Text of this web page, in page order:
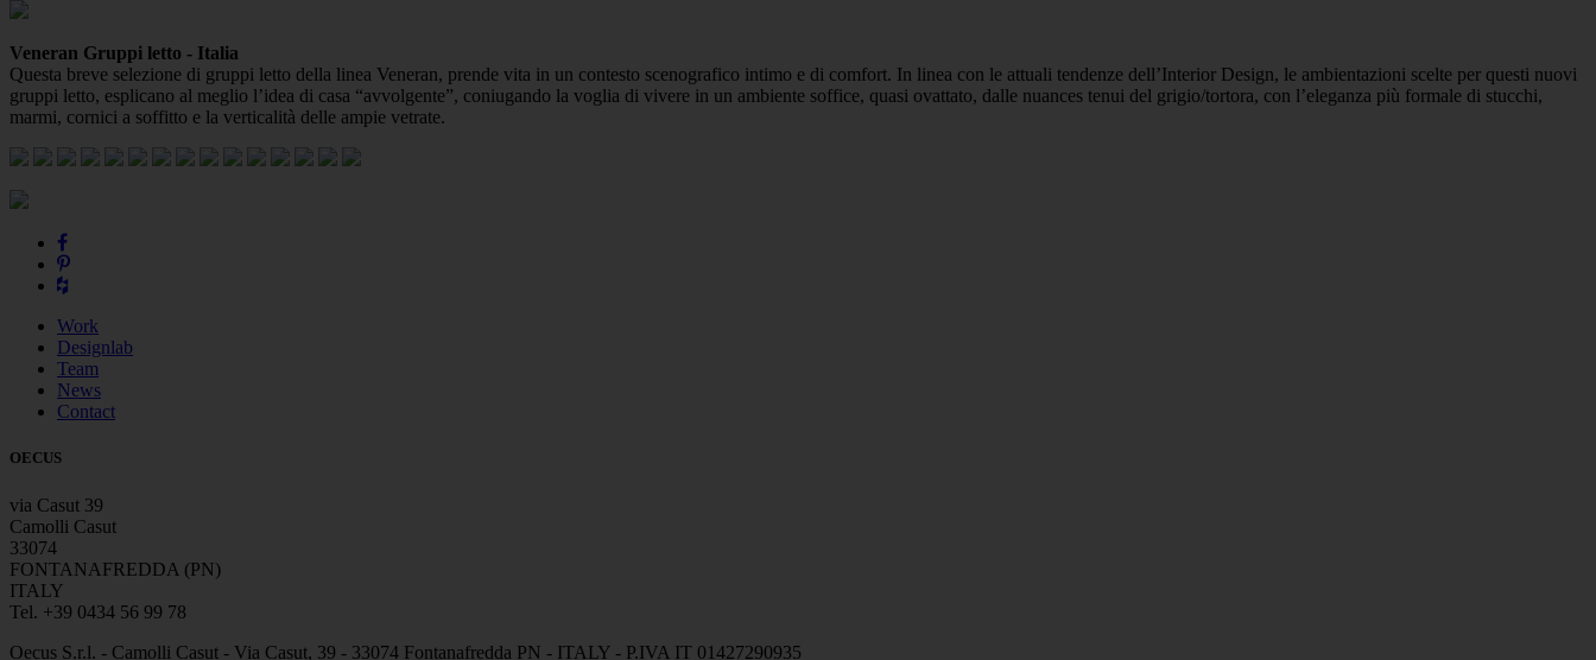
Veneran Gruppi letto - Italia
Questa breve selezione di gruppi letto della linea Veneran, prende vita in un contesto scenografico intimo e di comfort. In linea con le attuali tendenze dell’Interior Design, le ambientazioni scelte per questi nuovi
gruppi letto, esplicano al meglio l’idea di casa “avvolgente”, coniugando la voglia di vivere in un ambiente soffice, quasi ovattato, dalle nuances tenui del grigio/tortora, con l’eleganza più formale di stucchi,
marmi, cornici a soffitto e la verticalità delle ampie vetrate.
Work
Designlab
Team
News
Contact
OECUS
via Casut 39
Camolli Casut
33074
FONTANAFREDDA (PN)
ITALY
Tel. +39 0434 56 99 78
Oecus S.r.l. - Camolli Casut - Via Casut, 39 - 33074 Fontanafredda PN - ITALY - P.IVA IT 01427290935